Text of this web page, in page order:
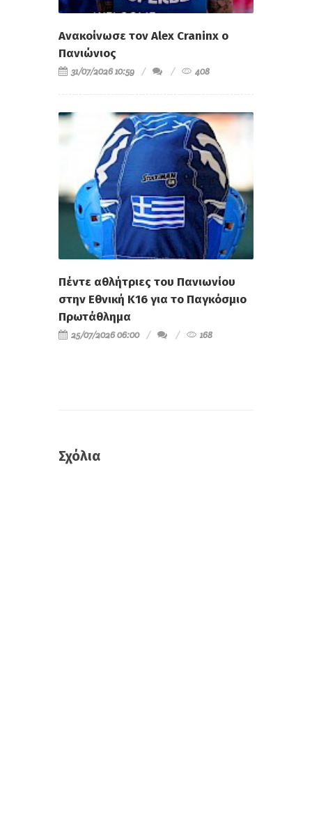
Ανακοίνωσε τον Alex Craninx ο
Πανιώνιος
31/07/2026 10:59 408
Πέντε αθλήτριες του Πανιωνίου
στην Εθνική Κ16 για το Παγκόσμιο
Πρωτάθλημα
25/07/2026 06:00 168
Σχόλια